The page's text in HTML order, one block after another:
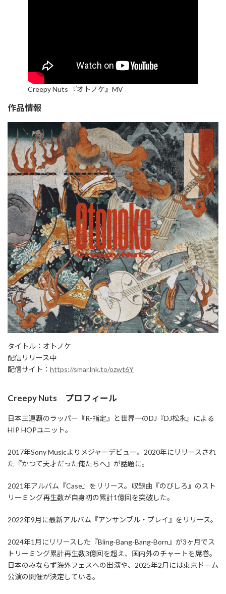
Creepy Nuts 『オトノケ』MV
作品情報
タイトル：オトノケ
配信リリース中
配信サイト： https://smar.lnk.to/ozwt6Y
Creepy Nuts プロフィール
日本三連覇のラッパー『R-指定』と世界一のDJ『DJ松永』による
HIP HOPユニット。
2017年Sony Musicよりメジャーデビュー。2020年にリリースされ
た『かつて天才だった俺たちへ』が話題に。
2021年アルバム『Case』をリリース。収録曲『のびしろ』のスト
リーミング再生数が自身初の累計1億回を突破した。
2022年9月に最新アルバム『アンサンブル・プレイ』をリリース。
2024年1月にリリースした『Bling-Bang-Bang-Born』が3ヶ月でス
トリーミング累計再生数3億回を超え、国内外のチャートを席巻。
日本のみならず海外フェスへの出演や、2025年2月には東京ドーム
公演の開催が決定している。